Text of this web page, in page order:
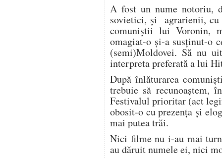
A fost un nume notoriu,
sovietici, și agrarienii,
comuniștii lui Voronin,
omagiat-o și-a susținut-o
(semi)Moldovei. Să nu
interpreta preferată a lui
După înlăturarea
trebuie să recunoaștem,
Festivalul prioritar (act
obosit-o cu prezența și
mai putea trăi.
Nici filme nu i-au mai
au dăruit numele ei, nici